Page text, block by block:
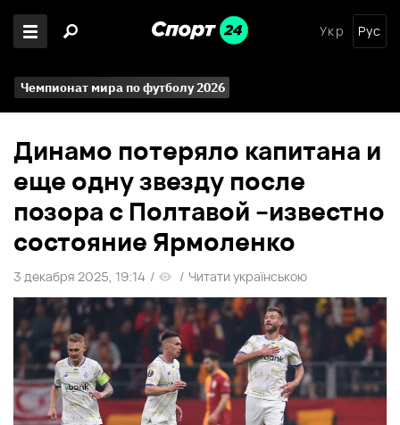
Укр Рус
Чемпионат мира по футболу 2026
Динамо потеряло капитана и
еще одну звезду после
позора с Полтавой –известно
состояние Ярмоленко
3 декабря 2025, 19:14 / / Читати українською